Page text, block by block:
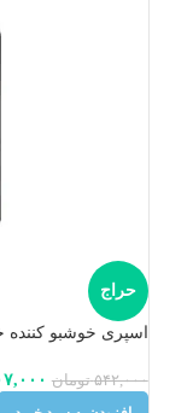
حراج
اسپری خوشبو کننده
۵۴۲,۰۰۰ تومان